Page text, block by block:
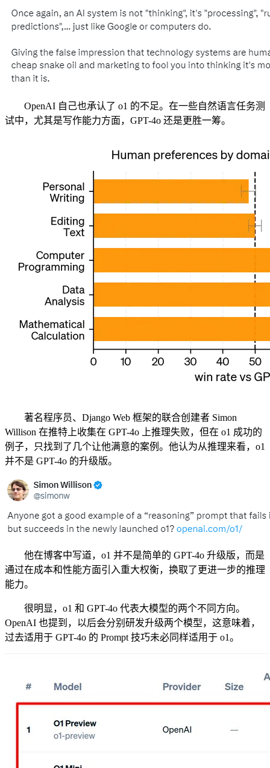
OpenAI 自己也承认了 o1 的不足。在一些自然语言任务测
试中，尤其是写作能力方面，GPT-4o 还是更胜一筹。
著名程序员、Django Web 框架的联合创建者 Simon
Willison 在推特上收集在 GPT-4o 上推理失败，但在 o1 成功的
例子，只找到了几个让他满意的案例。他认为从推理来看，o1
并不是 GPT-4o 的升级版。
他在博客中写道，o1 并不是简单的 GPT-4o 升级版，而是
通过在成本和性能方面引入重大权衡，换取了更进一步的推理
能力。
很明显，o1 和 GPT-4o 代表大模型的两个不同方向。
OpenAI 也提到，以后会分别研发升级两个模型，这意味着，
过去适用于 GPT-4o 的 Prompt 技巧未必同样适用于 o1。